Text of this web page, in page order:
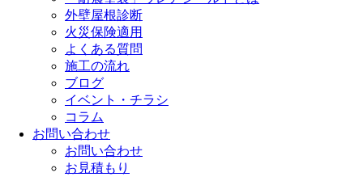
外壁屋根診断
火災保険適用
よくある質問
施工の流れ
ブログ
イベント・チラシ
コラム
お問い合わせ
お問い合わせ
お見積もり